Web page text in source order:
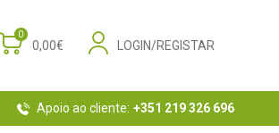
0
0,00€ LOGIN/REGISTAR
Apoio ao cliente: +351 219 326 696